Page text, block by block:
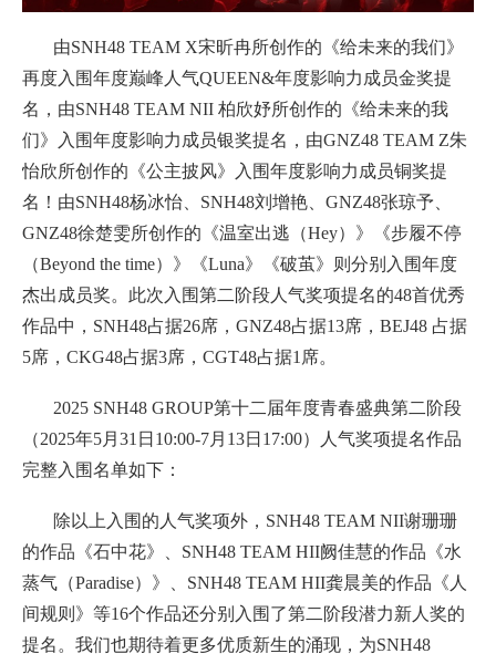
由SNH48 TEAM X宋昕冉所创作的《给未来的我们》
再度入围年度巅峰人气QUEEN&年度影响力成员金奖提
名，由SNH48 TEAM NII 柏欣妤所创作的《给未来的我
们》入围年度影响力成员银奖提名，由GNZ48 TEAM Z朱
怡欣所创作的《公主披风》入围年度影响力成员铜奖提
名！由SNH48杨冰怡、SNH48刘增艳、GNZ48张琼予、
GNZ48徐楚雯所创作的《温室出逃（Hey）》《步履不停
（Beyond the time）》《Luna》《破茧》则分别入围年度
杰出成员奖。此次入围第二阶段人气奖项提名的48首优秀
作品中，SNH48占据26席，GNZ48占据13席，BEJ48 占据
5席，CKG48占据3席，CGT48占据1席。
2025 SNH48 GROUP第十二届年度青春盛典第二阶段
（2025年5月31日10:00-7月13日17:00）人气奖项提名作品
完整入围名单如下：
除以上入围的人气奖项外，SNH48 TEAM NII谢珊珊
的作品《石中花》、SNH48 TEAM HII阙佳慧的作品《水
蒸气（Paradise）》、SNH48 TEAM HII龚晨美的作品《人
间规则》等16个作品还分别入围了第二阶段潜力新人奖的
提名。我们也期待着更多优质新生的涌现，为SNH48